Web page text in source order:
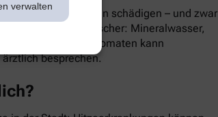
verwalten
ernsthaft die Nieren schädigen – und zwar
besten Durstlöscher: Mineralwasser,
Gurken oder Tomaten kann
besprechen.